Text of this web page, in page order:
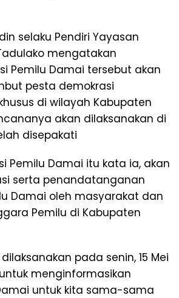
selaku Pendiri Yayasan
mengatakan
Pemilu Damai tersebut akan
pesta demokrasi
di wilayah Kabupaten
akan dilaksanakan di
disepakati
Pemilu Damai itu kata ia, akan
serta penandatanganan
Damai oleh masyarakat dan
Pemilu di Kabupaten
pada senin, 15 Mei
menginformasikan
untuk kita sama-sama